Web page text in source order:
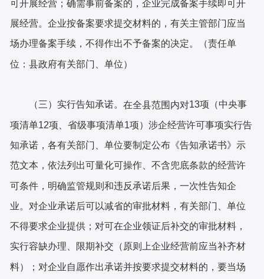
可开展经营；确需事前备案的，企业完成备案手续即可开
展经营。企业按备案要求提交材料的，有关主管部门应当
场办理备案手续，不得作出不予备案的决定。（责任单
位：县政府有关部门、单位）
（三）实行告知承诺。在全县范围内对13项（中央事
项清单12项、省级事项清单1项）涉企经营许可事项实行告
知承诺，各有关部门、单位要制定公布《告知承诺书》示
范文本，依法列出可量化可操作、不含兜底条款的经营许
可条件，明确监管规则和违反承诺后果，一次性告知企
业。对企业承诺后可以减省的审批材料，有关部门、单位
不得要求企业提供；对可在企业领证后补交的审批材料，
实行容缺办理、限期补交（原则上企业经营前应当补齐材
料）；对企业自愿作出承诺并按要求提交材料的，要当场